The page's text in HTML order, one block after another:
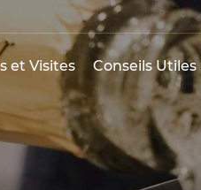
et Visites Conseils Utiles